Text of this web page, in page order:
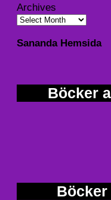
Archives
Sananda Hemsida
Böcker
Böcker